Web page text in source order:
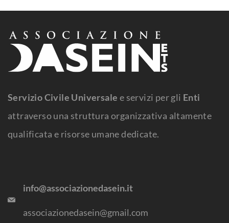
Servizio Civile Universale e servizi per gli Enti
attraverso una struttura organizzativa altamente
qualificata e risorse umane dedicate.
info@associazionedasein.it
associazionedasein@gmail.com